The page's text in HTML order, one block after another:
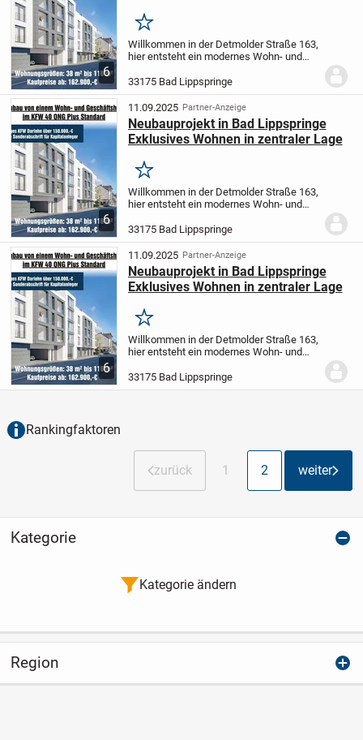
6
Merken
Willkommen in der Detmolder Straße 163,
hier entsteht ein modernes Wohn- und
mit höchstem Wohnkomfort verbindet. In
zentraler Lage von Bad Lippspringe
entsteht...
33175 Bad Lippspringe
6
11.09.2025 Partner-Anzeige
Neubauprojekt in Bad Lippspringe
Exklusives Wohnen in zentraler Lage
Merken
Willkommen in der Detmolder Straße 163,
hier entsteht ein modernes Wohn- und
mit höchstem Wohnkomfort verbindet. In
zentraler Lage von Bad Lippspringe
entsteht...
33175 Bad Lippspringe
6
11.09.2025 Partner-Anzeige
Neubauprojekt in Bad Lippspringe
Exklusives Wohnen in zentraler Lage
Merken
Willkommen in der Detmolder Straße 163,
hier entsteht ein modernes Wohn- und
mit höchstem Wohnkomfort verbindet. In
zentraler Lage von Bad Lippspringe
33175 Bad Lippspringe
Rankingfaktoren
zurück 1 2 weiter
Kategorie
Kategorie ändern
Region